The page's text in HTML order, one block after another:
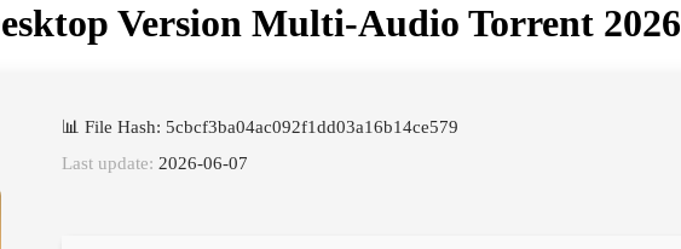
Version Multi-Audio Torrent 2026
📊 File Hash: 5cbcf3ba04ac092f1dd03a16b14ce579
Last update: 2026-06-07